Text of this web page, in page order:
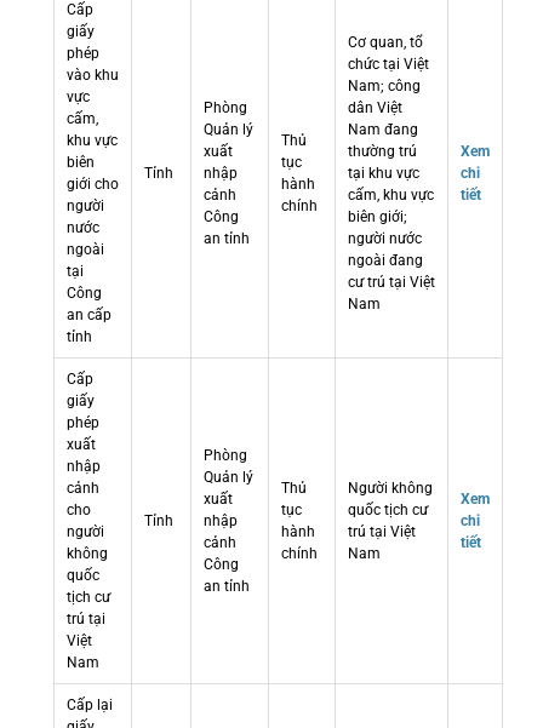
Cấp
giấy
phép
vào khu
vực
cấm,
khu vực
biên
giới cho
người
nước
ngoài
tại
Công
an cấp
tỉnh
Tỉnh
Phòng
Quản lý
xuất
nhập
cảnh
Công
an tỉnh
Thủ
tục
hành
chính
Cơ quan, tổ
chức tại Việt
Nam; công
dân Việt
Nam đang
thường trú
tại khu vực
cấm, khu vực
biên giới;
người nước
ngoài đang
cư trú tại Việt
Nam
Xem
chi
tiết
Cấp
giấy
phép
xuất
nhập
cảnh
cho
người
không
quốc
tịch cư
trú tại
Việt
Nam
Tỉnh
Phòng
Quản lý
xuất
nhập
cảnh
Công
an tỉnh
Thủ
tục
hành
chính
Người không
quốc tịch cư
trú tại Việt
Nam
Xem
chi
tiết
Cấp lại